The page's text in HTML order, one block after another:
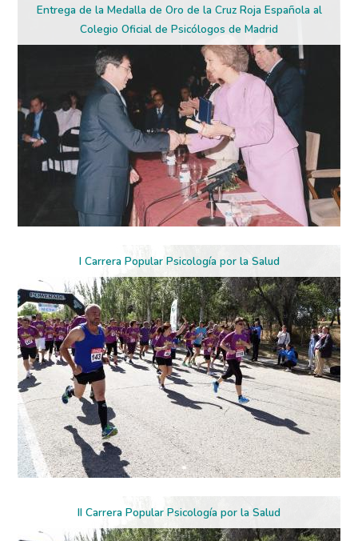
Entrega de la Medalla de Oro de la Cruz Roja Española al
Colegio Oficial de Psicólogos de Madrid
I Carrera Popular Psicología por la Salud
II Carrera Popular Psicología por la Salud